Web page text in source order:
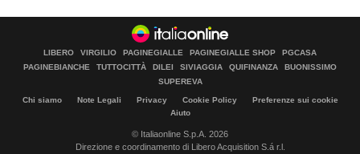
LIBERO VIRGILIO PAGINEGIALLE PAGINEGIALLE SHOP
PGCASA
PAGINEBIANCHE
TUTTOCITTÀ DILEI SIVIAGGIA QUIFINANZA
BUONISSIMO
SUPEREVA
Chi siamo Note Legali Privacy Cookie Policy
Preferenze sui cookie
Aiuto
© Italiaonline S.p.A. 2026
Direzione e coordinamento di Libero Acquisition S.á r.l.